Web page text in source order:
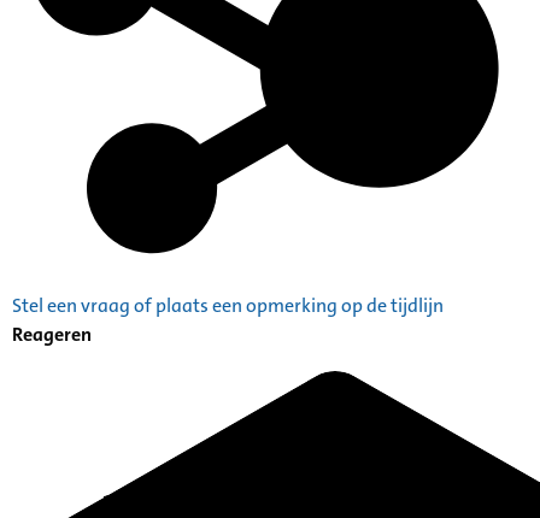
Stel een vraag of plaats een opmerking op de tijdlijn
Reageren